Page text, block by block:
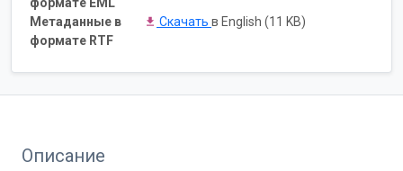
Метаданные в
формате RTF
Скачать в English (11 KB)
Описание